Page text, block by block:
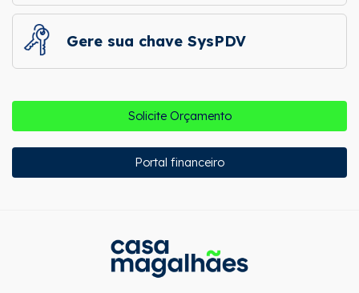
Gere sua chave SysPDV
Solicite Orçamento
Portal financeiro